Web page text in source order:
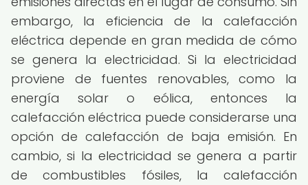
embargo, la eficiencia de la calefacción
eléctrica depende en gran medida de cómo
se genera la electricidad. Si la electricidad
proviene de fuentes renovables, como la
energía solar o eólica, entonces la
calefacción eléctrica puede considerarse una
opción de calefacción de baja emisión. En
cambio, si la electricidad se genera a partir
de combustibles fósiles, la calefacción